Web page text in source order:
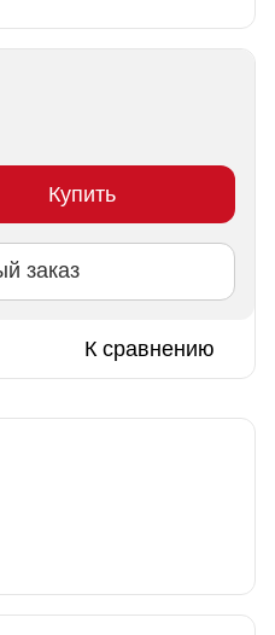
Купить
заказ
К сравнению